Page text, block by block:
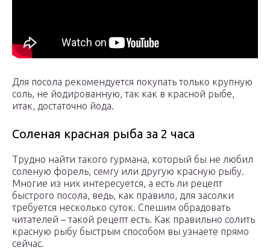
Для посола рекомендуется покупать только крупную
соль, не йодированную, так как в красной рыбе,
итак, достаточно йода.
Соленая красная рыба за 2 часа
Трудно найти такого гурмана, который бы не любил
соленую форель, семгу или другую красную рыбу.
Многие из них интересуется, а есть ли рецепт
быстрого посола, ведь, как правило, для засолки
требуется несколько суток. Спешим обрадовать
читателей – такой рецепт есть. Как правильно солить
красную рыбу быстрым способом вы узнаете прямо
сейчас.